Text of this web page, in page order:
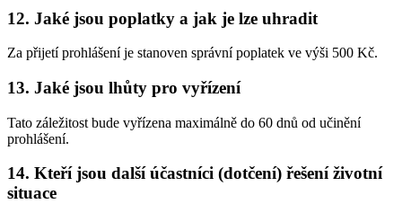
12. Jaké jsou poplatky a jak je lze uhradit
Za přijetí prohlášení je stanoven správní poplatek ve výši 500 Kč.
13. Jaké jsou lhůty pro vyřízení
Tato záležitost bude vyřízena maximálně do 60 dnů od učinění
prohlášení.
14. Kteří jsou další účastníci (dotčení) řešení životní
situace